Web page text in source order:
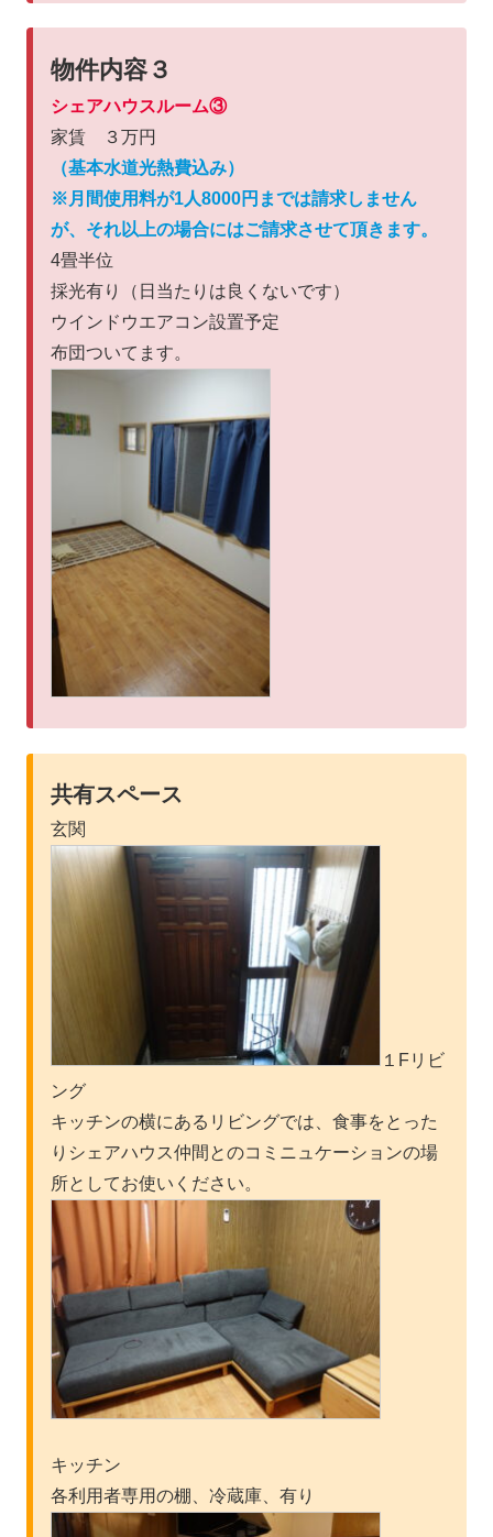
物件内容３
シェアハウスルーム③
家賃 ３万円
（基本水道光熱費込み）
※月間使用料が1人8000円までは請求しません
が、それ以上の場合にはご請求させて頂きます。
4畳半位
採光有り（日当たりは良くないです）
ウインドウエアコン設置予定
布団ついてます。
共有スペース
玄関
１Fリビ
ング
キッチンの横にあるリビングでは、食事をとった
りシェアハウス仲間とのコミニュケーションの場
所としてお使いください。
キッチン
各利用者専用の棚、冷蔵庫、有り